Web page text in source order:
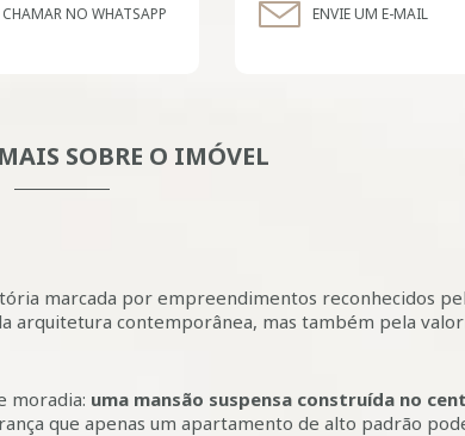
CHAMAR NO WHATSAPP ENVIE UM E-MAIL
SOBRE O IMÓVEL
marcada por empreendimentos reconhecidos
arquitetura contemporânea, mas também pela
moradia: uma mansão suspensa construída no
que apenas um apartamento de alto padrão